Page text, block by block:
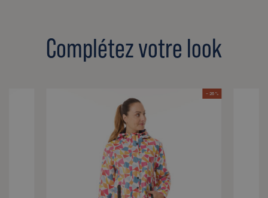
Complétez votre look
- 26 %